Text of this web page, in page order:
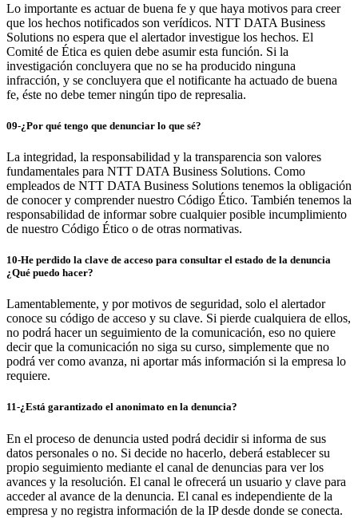
Lo importante es actuar de buena fe y que haya motivos para creer
que los hechos notificados son verídicos. NTT DATA Business
Solutions no espera que el alertador investigue los hechos. El
Comité de Ética es quien debe asumir esta función. Si la
investigación concluyera que no se ha producido ninguna
infracción, y se concluyera que el notificante ha actuado de buena
fe, éste no debe temer ningún tipo de represalia.
09-¿Por qué tengo que denunciar lo que sé?
La integridad, la responsabilidad y la transparencia son valores
fundamentales para NTT DATA Business Solutions. Como
empleados de NTT DATA Business Solutions tenemos la obligación
de conocer y comprender nuestro Código Ético. También tenemos la
responsabilidad de informar sobre cualquier posible incumplimiento
de nuestro Código Ético o de otras normativas.
10-He perdido la clave de acceso para consultar el estado de la denuncia
¿Qué puedo hacer?
Lamentablemente, y por motivos de seguridad, solo el alertador
conoce su código de acceso y su clave. Si pierde cualquiera de ellos,
no podrá hacer un seguimiento de la comunicación, eso no quiere
decir que la comunicación no siga su curso, simplemente que no
podrá ver como avanza, ni aportar más información si la empresa lo
requiere.
11-¿Está garantizado el anonimato en la denuncia?
En el proceso de denuncia usted podrá decidir si informa de sus
datos personales o no. Si decide no hacerlo, deberá establecer su
propio seguimiento mediante el canal de denuncias para ver los
avances y la resolución. El canal le ofrecerá un usuario y clave para
acceder al avance de la denuncia. El canal es independiente de la
empresa y no registra información de la IP desde donde se conecta.